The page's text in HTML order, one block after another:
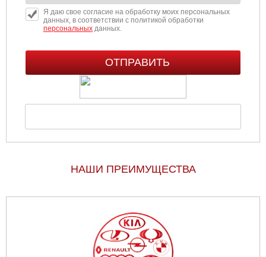
Я даю свое согласие на обработку моих персональных
данных, в соответствии с политикой обработки
персональныхданных.
НАШИ ПРЕИМУЩЕСТВА